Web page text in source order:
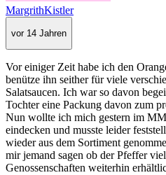
MargrithKistler
vor 14 Jahren
Vor einiger Zeit habe ich den
benütze ihn seither für viele
Salatsaucen. Ich war so davon
Tochter eine Packung davon zum
Nun wollte ich mich gestern im
eindecken und musste leider
wieder aus dem Sortiment
mir jemand sagen ob der Pfeffer
Genossenschaften weiterhin